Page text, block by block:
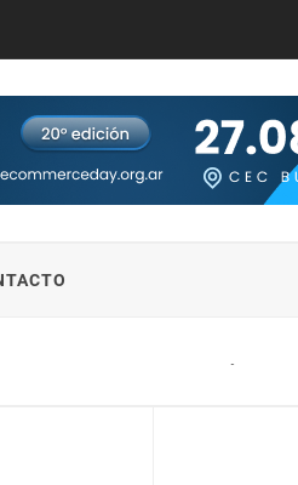
a la alianza entre Polimundo y Jetsmart